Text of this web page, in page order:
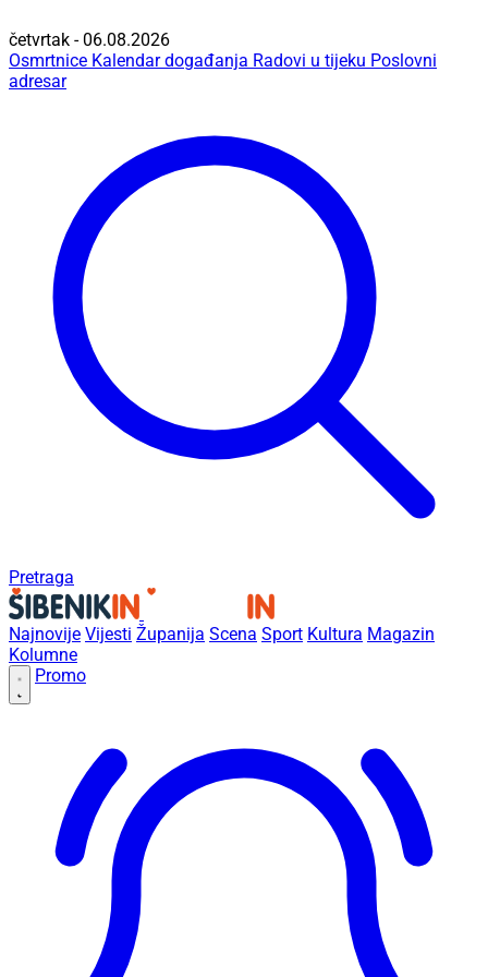
četvrtak - 06.08.2026
Osmrtnice Kalendar događanja Radovi u tijeku Poslovni
adresar
Pretraga
Najnovije Vijesti Županija Scena Sport Kultura Magazin
Kolumne
Promo